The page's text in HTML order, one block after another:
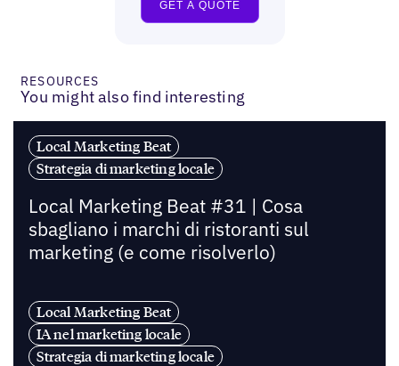
RESOURCES
You might also find interesting
Local Marketing Beat
Strategia di marketing locale
Local Marketing Beat #31 | Cosa
sbagliano i marchi di ristoranti sul
marketing (e come risolverlo)
Local Marketing Beat
IA nel marketing locale
Strategia di marketing locale